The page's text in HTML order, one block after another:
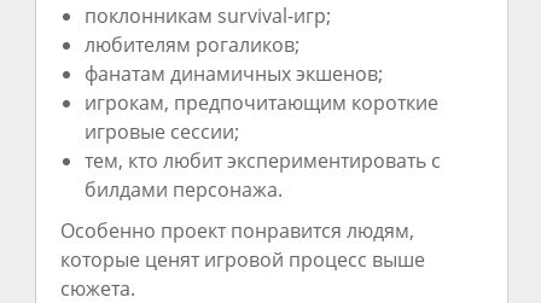
поклонникам survival-игр;
любителям рогаликов;
фанатам динамичных экшенов;
игрокам, предпочитающим короткие
игровые сессии;
тем, кто любит экспериментировать с
билдами персонажа.
Особенно проект понравится людям,
которые ценят игровой процесс выше
сюжета.